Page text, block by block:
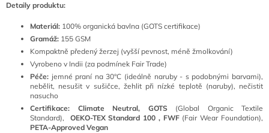
Detaily produktu:
Materiál: 100% organická bavlna (GOTS certifikace)
Gramáž: 155 GSM
Kompaktně předený žerzej (vyšší pevnost, méně žmolkování)
Vyrobeno v Indii (za podmínek Fair Trade)
Péče: jemné praní na 30°C (ideálně naruby - s podobnými barvami),
nebělit, nesušit v sušičce, žehlit při nízké teplotě (naruby), nečistit
nasucho
Certifikace: Climate Neutral, GOTS(Global Organic Textile
Standard),
OEKO-TEX Standard 100 , FWF (Fair Wear Foundation),
PETA-Approved Vegan